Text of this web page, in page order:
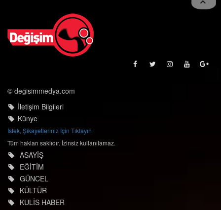
© degisimmedya.com
İletişim Bilgileri
Künye
İstek, Şikayetleriniz İçin Tıklayın
Tüm hakları saklıdır. İzinsiz kullanılamaz.
ASAYİŞ
EĞİTİM
GÜNCEL
KÜLTÜR
KULİS HABER